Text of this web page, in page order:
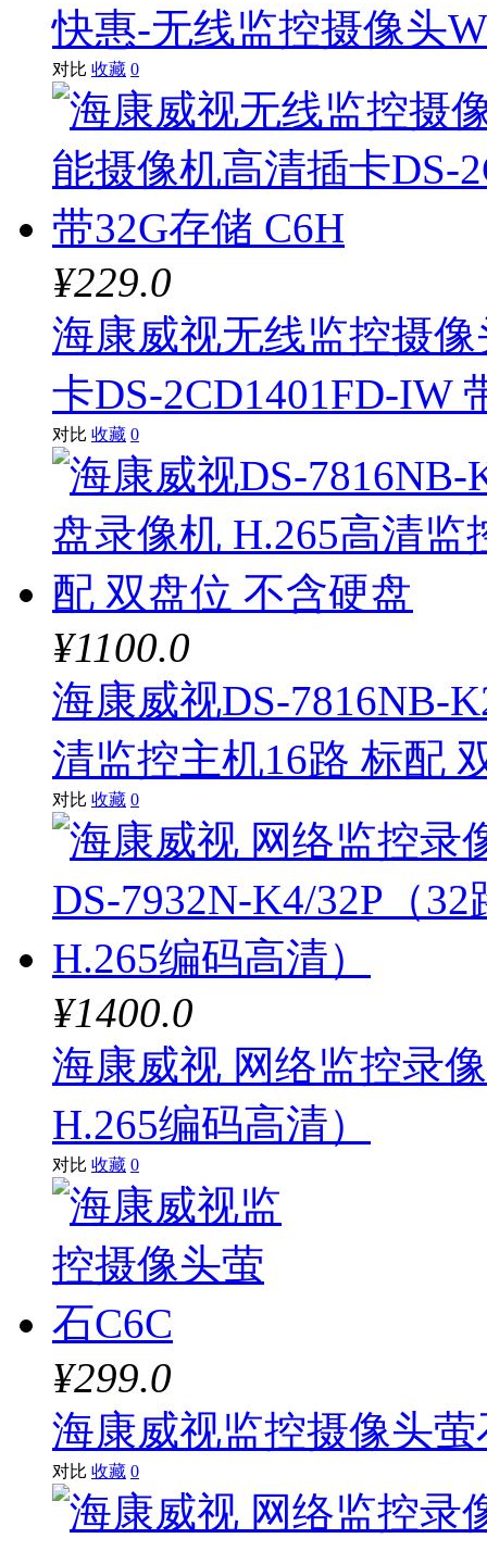
快惠-无线监控摄像头
对比 收藏 0
¥229.0
海康威视无线监控摄
卡DS-2CD1401FD-IW
对比 收藏 0
¥1100.0
海康威视DS-7816NB-
清监控主机16路 标配
对比 收藏 0
¥1400.0
海康威视 网络监控录
H.265编码高清）
对比 收藏 0
¥299.0
海康威视监控摄像头萤
对比 收藏 0